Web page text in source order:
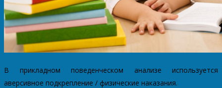
В прикладном поведенческом анализе используется
аверсивное подкрепление / физические наказания.